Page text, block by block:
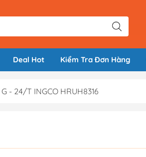
Deal Hot Kiểm Tra Đơn Hàng
- 24/T INGCO HRUH8316